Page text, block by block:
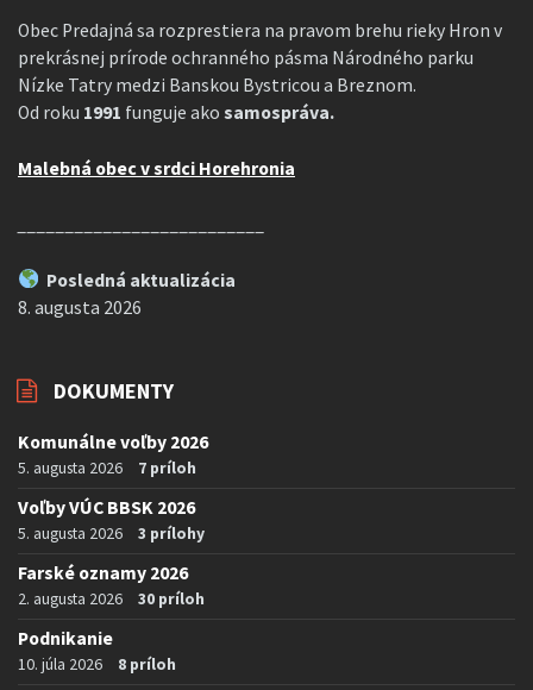
Obec Predajná sa rozprestiera na pravom brehu rieky Hron v
prekrásnej prírode ochranného pásma Národného parku
Nízke Tatry medzi Banskou Bystricou a Breznom.
Od roku 1991 funguje ako samospráva.
Malebná obec v srdci Horehronia
Posledná aktualizácia
8. augusta 2026
DOKUMENTY
Komunálne voľby 2026
5. augusta 2026 7 príloh
Voľby VÚC BBSK 2026
5. augusta 2026 3 prílohy
Farské oznamy 2026
2. augusta 2026 30 príloh
Podnikanie
10. júla 2026 8 príloh